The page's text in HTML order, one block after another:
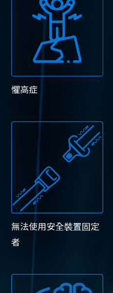
懼高症
無法使用安全裝置固定
者